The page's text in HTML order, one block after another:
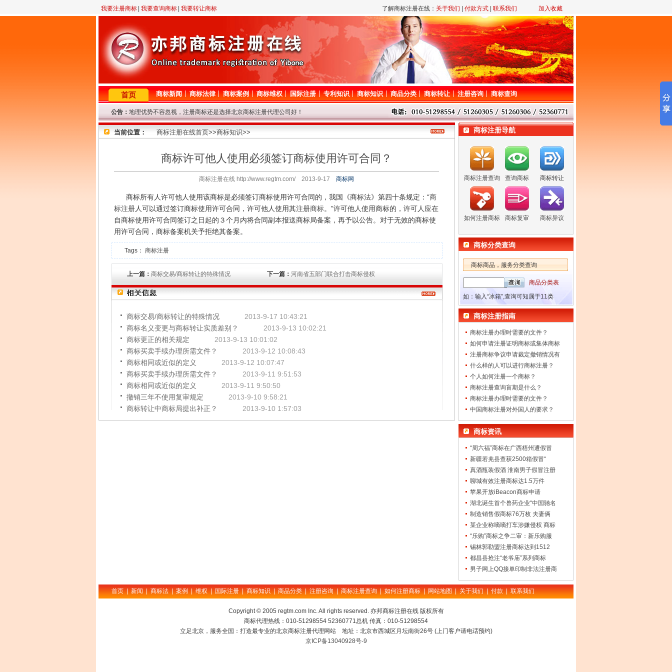
我要注册商标 我要查询商标 我要转让商标 了解商标注册在线： 关于我们 付款方式 联系我们 加入收藏
首页 商标新闻 商标法律 商标案例 商标维权 国际注册 专利知识 商标知识 商品分类 商标转让 注册咨询 商标查询
公告： 地理优势不容忽视，注册商标还是选择北京商标注册代理公司好！
2月23日晚11点至12点，机房线路调整，短暂影响对商标网的访问，请谅解！
因查询咨询量大，提交查询商标信息后请耐心等待，我们争取尽快查询！
8年商标代理资历，欢迎来电垂询！
因国庆节放假，9.29-10.7号商标局停办一切业务，着急的客户请从速！
当前位置： 商标注册在线首页>>商标知识>>
商标许可他人使用必须签订商标使用许可合同？
商标注册在线 http://www.regtm.com/ 2013-9-17 商标网
商标所有人许可他人使用该商标是必须签订商标使用许可合同的，我国《商标法》第四十条规定：“商
标注册人可以通过签订商标使用许可合同，许可他人使用其注册商标。”许可他人使用商标的，许可人应在
自商标使用许可合同签订之日起的３个月内将合同副本报送商标局备案，再予以公告。对于无效的商标使
用许可合同，商标备案机关予拒绝其备案。
Tags： 商标注册
上一篇： 商标交易/商标转让的特殊情况 下一篇： 河南省五部门联合打击商标侵权
商标交易/商标转让的特殊情况
2013-9-17 10:43:21
商标名义变更与商标转让实质差别？
2013-9-13 10:02:21
商标更正的相关规定
2013-9-13 10:01:02
商标买卖手续办理所需文件？
2013-9-12 10:08:43
商标相同或近似的定义
2013-9-12 10:07:47
商标买卖手续办理所需文件？
2013-9-11 9:51:53
商标相同或近似的定义
2013-9-11 9:50:50
撤销三年不使用复审规定
2013-9-10 9:58:21
商标转让中商标局提出补正？
2013-9-10 1:57:03
商标注册导航
商标注册查询 查询商标 商标转让
如何注册商标 商标复审 商标异议
商标分类查询
商标商品，服务分类查询
商品分类表
如：输入“冰箱”,查询可知属于11类
商标注册指南
商标注册办理时需要的文件？
如何申请注册证明商标或集体商标
注册商标争议申请裁定撤销情况有
什么样的人可以进行商标注册？
个人如何注册一个商标？
商标注册查询盲期是什么？
商标注册办理时需要的文件？
中国商标注册对外国人的要求？
商标资讯
“周六福”商标在广西梧州遭假冒
新疆若羌县查获2500箱假冒“
真酒瓶装假酒 淮南男子假冒注册
聊城有效注册商标达1.5万件
苹果开放iBeacon商标申请
湖北诞生首个兽药企业“中国驰名
制造销售假商标76万枚 夫妻俩
某企业称嘀嘀打车涉嫌侵权 商标
“乐购”商标之争二审：新乐购服
锡林郭勒盟注册商标达到1512
都昌县抢注“老爷庙”系列商标
男子网上QQ接单印制非法注册商
首页 | 新闻 | 商标法 | 案例 | 维权 | 国际注册 | 商标知识 | 商品分类 | 注册咨询 | 商标注册查询 | 如何注册商标 | 网站地图 | 关于我们 | 付款 | 联系我们
Copyright © 2005 regtm.com Inc. All rights reserved. 亦邦商标注册在线 版权所有
商标代理热线：010-51298554 52360771总机 传真：010-51298554
立足北京，服务全国：打造最专业的北京商标注册代理网站 地址：北京市西城区月坛南街26号 (上门客户请电话预约)
京ICP备13040928号-9